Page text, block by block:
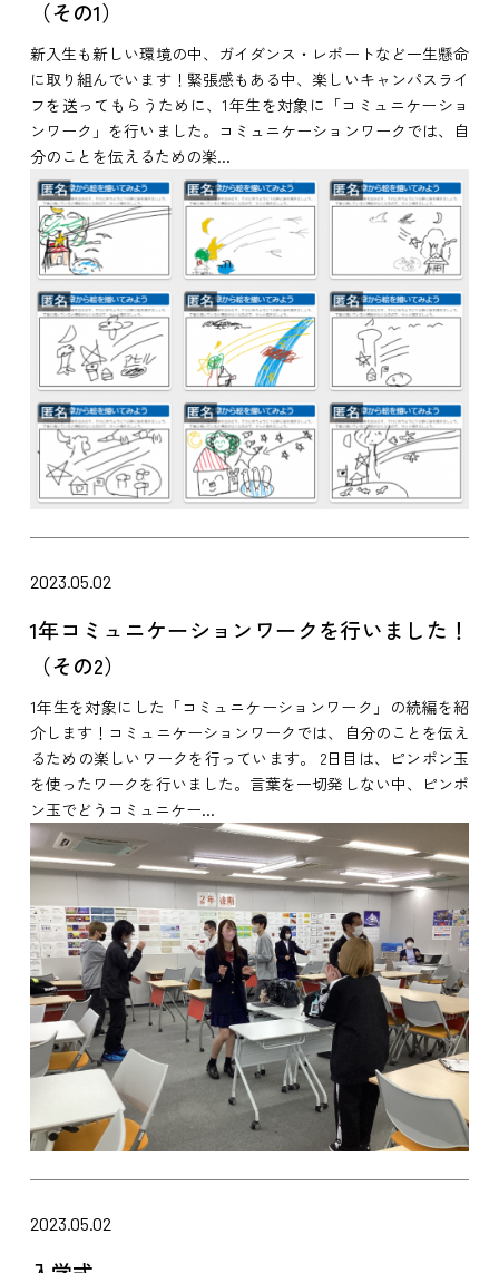
（その1）
新入生も新しい環境の中、ガイダンス・レポートなど一生懸命
に取り組んでいます！緊張感もある中、楽しいキャンパスライ
フを送ってもらうために、1年生を対象に「コミュニケーショ
ンワーク」を行いました。コミュニケーションワークでは、自
分のことを伝えるための楽...
2023.05.02
1年コミュニケーションワークを行いました！
（その2）
1年生を対象にした「コミュニケーションワーク」の続編を紹
介します！コミュニケーションワークでは、自分のことを伝え
るための楽しいワークを行っています。 2日目は、ピンポン玉
を使ったワークを行いました。言葉を一切発しない中、ピンポ
ン玉でどうコミュニケー...
2023.05.02